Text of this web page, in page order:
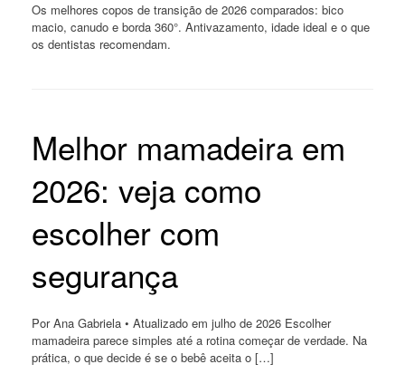
Os melhores copos de transição de 2026 comparados: bico
macio, canudo e borda 360°. Antivazamento, idade ideal e o que
os dentistas recomendam.
Melhor mamadeira em
2026: veja como
escolher com
segurança
Por Ana Gabriela • Atualizado em julho de 2026 Escolher
mamadeira parece simples até a rotina começar de verdade. Na
prática, o que decide é se o bebê aceita o […]